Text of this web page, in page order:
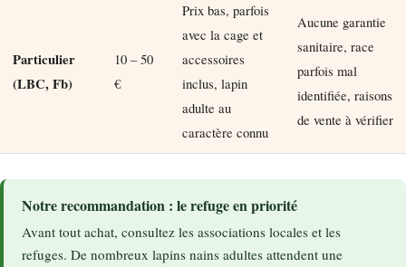
Particulier
(LBC, Fb)
10 – 50
€
Prix bas, parfois
avec la cage et
accessoires
inclus, lapin
adulte au
caractère connu
Aucune garantie
sanitaire, race
parfois mal
identifiée, raisons
de vente à vérifier
Notre recommandation : le refuge en priorité
Avant tout achat, consultez les associations locales et les
refuges. De nombreux lapins nains adultes attendent une